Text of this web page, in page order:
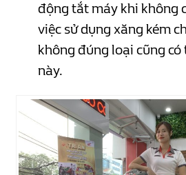
động tắt máy khi không
việc sử dụng xăng kém
không đúng loại cũng có
này.